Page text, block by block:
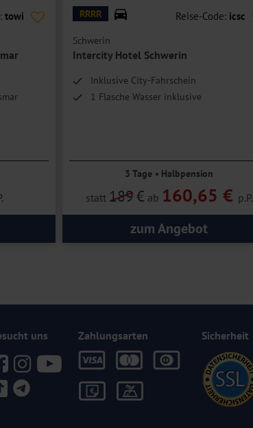
towi RRRR Reise-Code: icsc
Schwerin
Intercity Hotel Schwerin
Inklusive City-Fahrschein
1 Flasche Wasser inklusive
3 Tage • Halbpension
statt 189€ ab 160,65 € p.P.
zum Angebot
uns Zahlungsarten Sicherheit